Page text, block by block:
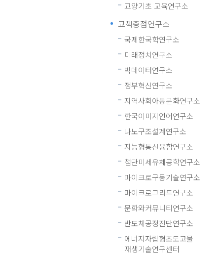
교양기초 교육연구소
교책중점연구소
국제한국학연구소
미래정치연구소
빅데이터연구소
정부혁신연구소
지역사회아동문화연구소
한국이미지언어연구소
나노구조설계연구소
지능형통신융합연구소
첨단미세유체공학연구소
마이크로구동기술연구소
마이크로그리드연구소
문화와커뮤니티연구소
반도체공정진단연구소
에너지자립형초도고물
재생기술연구센터